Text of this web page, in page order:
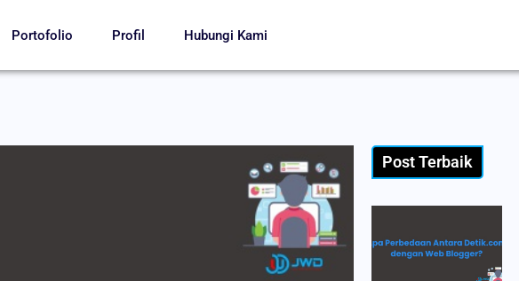
Portofolio Profil Hubungi Kami
Post Terbaik